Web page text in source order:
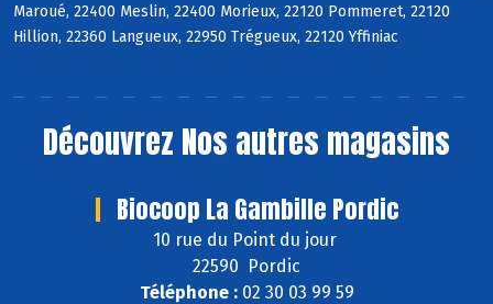
Maroué, 22400 Meslin, 22400 Morieux, 22120 Pommeret, 22120
Hillion, 22360 Langueux, 22950 Trégueux, 22120 Yffiniac
Découvrez Nos autres magasins
Biocoop La Gambille Pordic
10 rue du Point du jour
22590 Pordic
Téléphone :02 30 03 99 59